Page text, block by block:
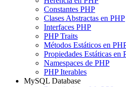
Constantes PHP
Clases Abstractas en PHP
Interfaces PHP
PHP Traits
Métodos Estáticos en
Propiedades Estáticas en
Namespaces de PHP
PHP Iterables
MySQL Database